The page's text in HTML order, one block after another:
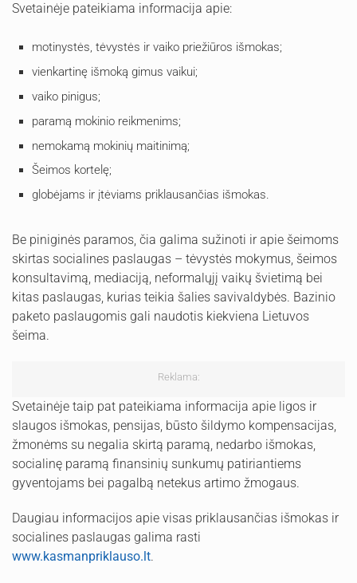
Svetainėje pateikiama informacija apie:
motinystės, tėvystės ir vaiko priežiūros išmokas;
vienkartinę išmoką gimus vaikui;
vaiko pinigus;
paramą mokinio reikmenims;
nemokamą mokinių maitinimą;
Šeimos kortelę;
globėjams ir įtėviams priklausančias išmokas.
Be piniginės paramos, čia galima sužinoti ir apie šeimoms
skirtas socialines paslaugas – tėvystės mokymus, šeimos
konsultavimą, mediaciją, neformalųjį vaikų švietimą bei
kitas paslaugas, kurias teikia šalies savivaldybės. Bazinio
paketo paslaugomis gali naudotis kiekviena Lietuvos
šeima.
Reklama:
Svetainėje taip pat pateikiama informacija apie ligos ir
slaugos išmokas, pensijas, būsto šildymo kompensacijas,
žmonėms su negalia skirtą paramą, nedarbo išmokas,
socialinę paramą finansinių sunkumų patiriantiems
gyventojams bei pagalbą netekus artimo žmogaus.
Daugiau informacijos apie visas priklausančias išmokas ir
socialines paslaugas galima rasti
www.kasmanpriklauso.lt.